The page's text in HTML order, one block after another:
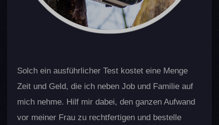
Solch ein ausführlicher Test kostet eine Menge
Zeit und Geld, die ich neben Job und Familie auf
mich nehme. Hilf mir dabei, den ganzen Aufwand
vor meiner Frau zu rechtfertigen und bestelle